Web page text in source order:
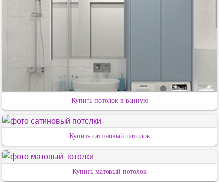
Купить потолок в ванную
Купить сатиновый потолок
Купить матовый потолок